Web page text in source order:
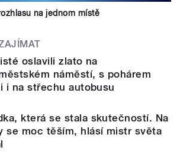
na jednom místě
oslavili zlato na
náměstí, s pohárem
i na střechu autobusu
která se stala skutečností. Na
se moc těším, hlásí mistr světa